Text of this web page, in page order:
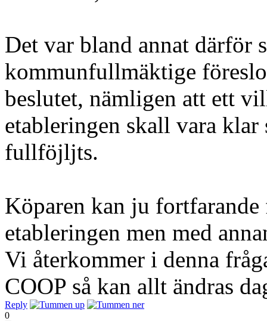
Det var bland annat därför
kommunfullmäktige
beslutet, nämligen att ett
etableringen skall vara klar
fullföjljts.
Köparen kan ju
etableringen men med
Vi återkommer i denna
COOP så kan allt ändras
Reply
0